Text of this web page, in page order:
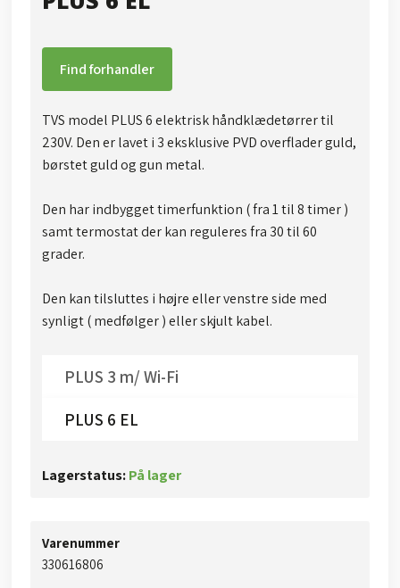
Find forhandler
TVS model PLUS 6 elektrisk håndklædetørrer til
230V. Den er lavet i 3 eksklusive PVD overflader guld,
børstet guld og gun metal.
Den har indbygget timerfunktion ( fra 1 til 8 timer )
samt termostat der kan reguleres fra 30 til 60
grader.
Den kan tilsluttes i højre eller venstre side med
synligt ( medfølger ) eller skjult kabel.
PLUS 3 m/ Wi-Fi
PLUS 6 EL
Lagerstatus:På lager
Varenummer
330616806​